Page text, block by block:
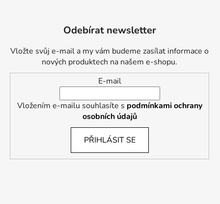
Odebírat newsletter
Vložte svůj e-mail a my vám budeme zasílat informace o
nových produktech na našem e-shopu.
E-mail
Vložením e-mailu souhlasíte s podmínkami ochrany
osobních údajů
PŘIHLÁSIT SE